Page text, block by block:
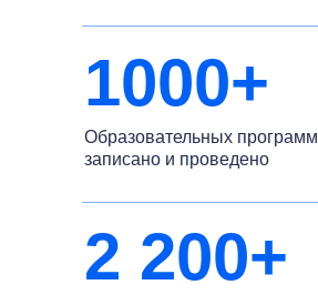
2 200+
1000+
Образовательных программ
записано и проведено